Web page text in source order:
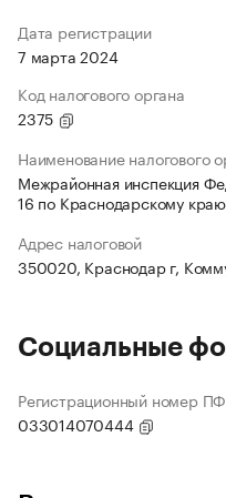
Дата регистрации
7 марта 2024
Код налогового органа
2375
Наименование налогового
Межрайонная инспекция
16 по Краснодарскому краю
Адрес налоговой
350020, Краснодар г,
Социальные
Регистрационный номер
033014070444